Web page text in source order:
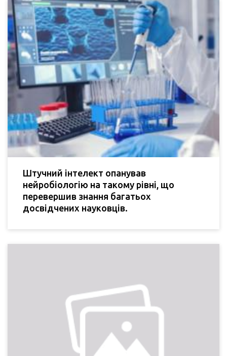
Штучний інтелект опанував
нейробіологію на такому рівні, що
перевершив знання багатьох
досвідчених науковців.